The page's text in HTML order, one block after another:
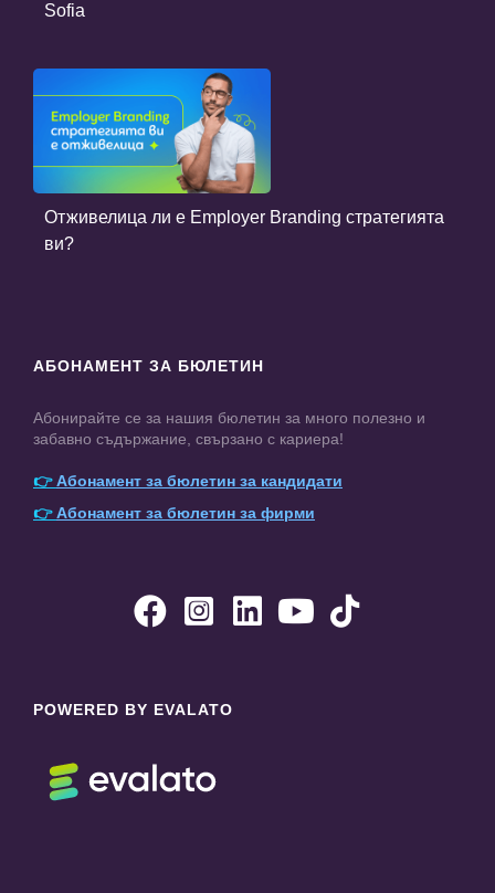
Sofia
Отживелица ли е Employer Branding стратегията
ви?
АБОНАМЕНТ ЗА БЮЛЕТИН
Абонирайте се за нашия бюлетин за много полезно и
забавно съдържание, свързано с кариера!
👉Абонамент за бюлетин за кандидати
👉Абонамент за бюлетин за фирми
    
POWERED BY EVALATO